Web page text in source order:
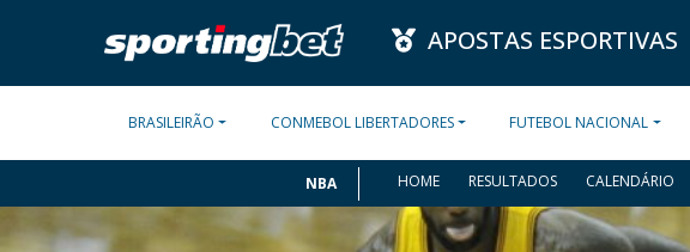
APOSTAS ESPORTIVAS
BRASILEIRÃO CONMEBOL LIBERTADORES FUTEBOL NACIONAL
NBA HOME RESULTADOS CALENDÁRIO